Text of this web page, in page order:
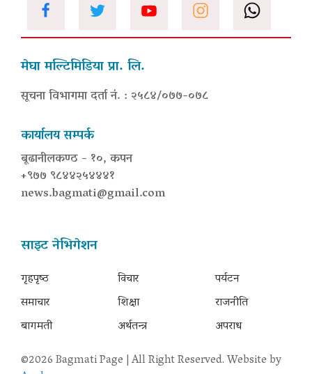
मेघा मल्टिमिडिया प्रा. लि.
सूचना विभागमा दर्ता नं. : २५८४/०७७-०७८
कार्यालय सम्पर्क
बूढानीलकण्ठ - १०, कपन
+९७७ ९८४४२५४४४१
news.bagmati@gmail.com
साइट नेभिगेशन
गृहपृष्‍ठ
समाचार
बागमती
विचार
शिक्षा
अर्थतन्त्र
पर्यटन
राजनीति
अपराध
©2026 Bagmati Page | All Right Reserved. Website by